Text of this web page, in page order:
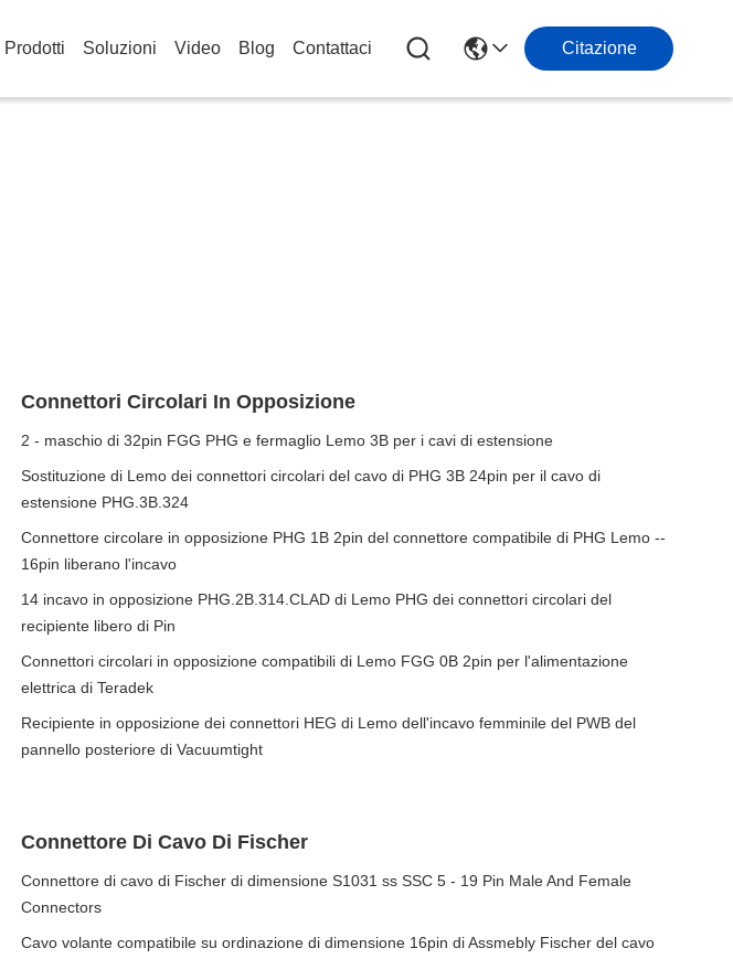
Prodotti Soluzioni Video Blog Contattaci Citazione
Connettori Circolari In Opposizione
2 - maschio di 32pin FGG PHG e fermaglio Lemo 3B per i cavi di estensione
Sostituzione di Lemo dei connettori circolari del cavo di PHG 3B 24pin per il cavo di
estensione PHG.3B.324
Connettore circolare in opposizione PHG 1B 2pin del connettore compatibile di PHG Lemo --
16pin liberano l'incavo
14 incavo in opposizione PHG.2B.314.CLAD di Lemo PHG dei connettori circolari del
recipiente libero di Pin
Connettori circolari in opposizione compatibili di Lemo FGG 0B 2pin per l'alimentazione
elettrica di Teradek
Recipiente in opposizione dei connettori HEG di Lemo dell'incavo femminile del PWB del
pannello posteriore di Vacuumtight
Connettore Di Cavo Di Fischer
Connettore di cavo di Fischer di dimensione S1031 ss SSC 5 - 19 Pin Male And Female
Connectors
Cavo volante compatibile su ordinazione di dimensione 16pin di Assmebly Fischer del cavo